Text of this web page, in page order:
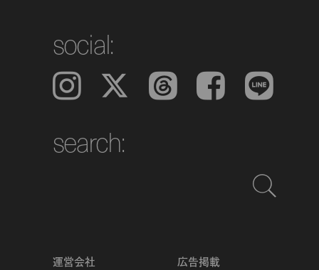
social:
Instagram 𝕏 Threads Facebook LINE
search:
運営会社
広告掲載